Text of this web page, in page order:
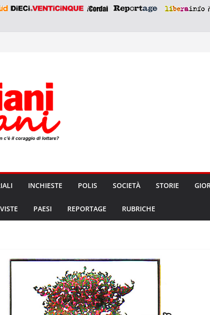
INCHIESTE POLIS SOCIETÀ STORIE
PAESI REPORTAGE RUBRICHE